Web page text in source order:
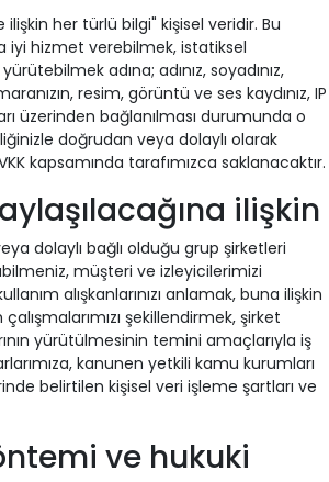
her türlü bilgi" kişisel veridir. Bu
iyi hizmet verebilmek, istatiksel
adına; adınız, soyadınız,
resim, görüntü ve ses kaydınız, IP
üzerinden bağlanılması durumunda o
doğrudan veya dolaylı olarak
kapsamında tarafımızca saklanacaktır.
ilişkin
dolaylı bağlı olduğu grup şirketleri
müşteri ve izleyicilerimizi
alışkanlarınızı anlamak, buna ilişkin
şekillendirmek, şirket
yürütülmesinin temini amaçlarıyla iş
kanunen yetkili kamu kurumları
belirtilen kişisel veri işleme şartları ve
ve hukuki